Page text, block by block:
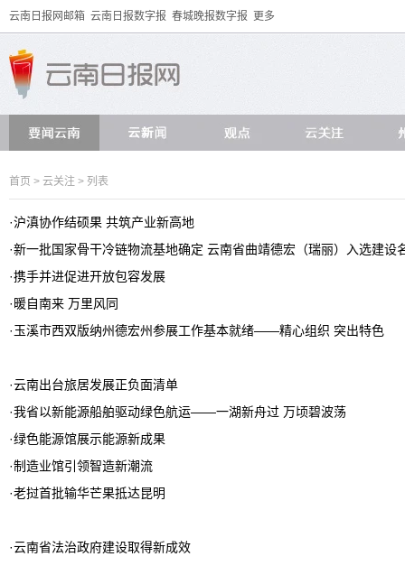
云南日报网邮箱 云南日报数字报 春城晚报数字报 更多
首页 > 云关注 > 列表
·沪滇协作结硕果 共筑产业新高地
·新一批国家骨干冷链物流基地确定 云南省曲靖德宏（瑞丽）入选建设
·携手并进促进开放包容发展
· 暖自南来 万里风同
·玉溪市西双版纳州德宏州参展工作基本就绪——精心组织 突出特色
·云南出台旅居发展正负面清单
·我省以新能源船舶驱动绿色航运——一湖新舟过 万顷碧波荡
·绿色能源馆展示能源新成果
·制造业馆引领智造新潮流
·老挝首批输华芒果抵达昆明
·云南省法治政府建设取得新成效